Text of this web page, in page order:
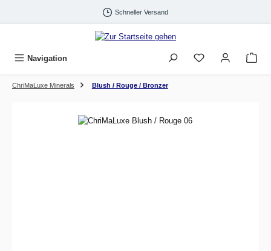
Schneller Versand
Navigation
ChriMaLuxe Minerals Blush / Rouge / Bronzer
Bildergalerie überspringen